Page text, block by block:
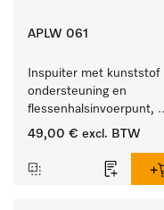
APLW 061
Inspuiter met kunststof
ondersteuning en
flessenhalsinvoerpunt,
ster, Ø 6, lengte 115 mm.
49,00 € excl. BTW